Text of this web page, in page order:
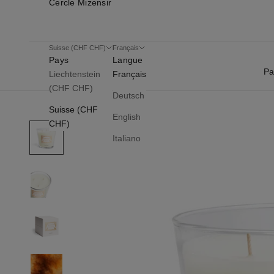
Cercle Mizensir
Suisse (CHF CHF)
Pays
Liechtenstein
(CHF CHF)
Suisse (CHF
CHF)
Français
Langue
Français
Deutsch
English
Italiano